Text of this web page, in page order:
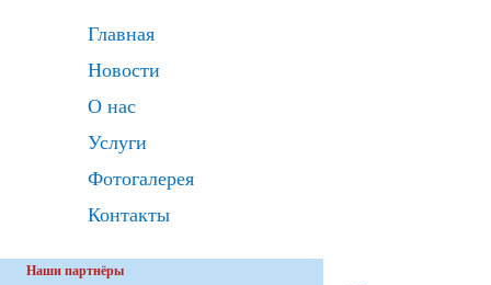
Главная
Новости
О нас
Услуги
Фотогалерея
Контакты
Наши партнёры